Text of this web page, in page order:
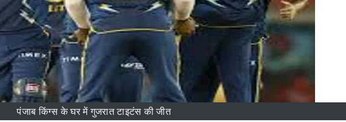
पंजाब किंग्स के घर में गुजरात टाइटंस की जीत